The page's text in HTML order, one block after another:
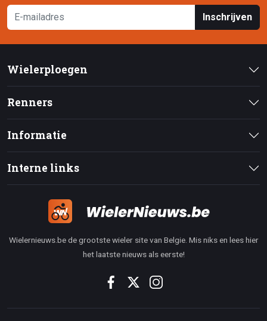
Inschrijven
Wielerploegen
Renners
Informatie
Interne links
Wielernieuws.be de grootste wieler site van Belgie. Mis niks en lees hier
het laatste nieuws als eerste!